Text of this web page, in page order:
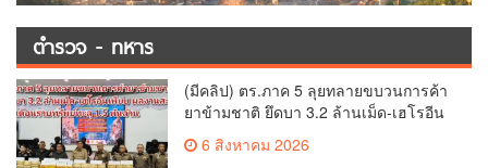
ตำรวจ - ทหาร
(มีคลิป) ตร.ภาค 5 ลุยทลายขบวนการค้า
ยาข้ามชาติ ยึดบา 3.2 ล้านเม็ด-เฮโรอีน
เพียบ ผลงานสะสม 10 เดือนรวบทรัพย์
ทะลุ 1.5 พันล้าน
6 สิงหาคม 2026